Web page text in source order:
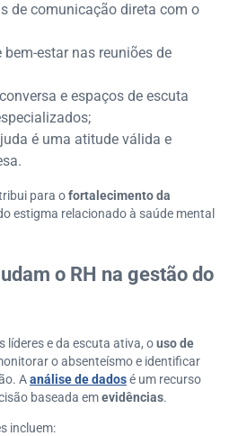
de comunicação direta com o
estar nas reuniões de
e espaços de escuta
é uma atitude válida e
para ofortalecimento da
estigma relacionado à saúde mental
o RH na gestão do
líderes e da escuta ativa, ouso de
o absenteísmo e identificar
Aanálise de dadosé um recurso
baseada emevidências.
incluem: